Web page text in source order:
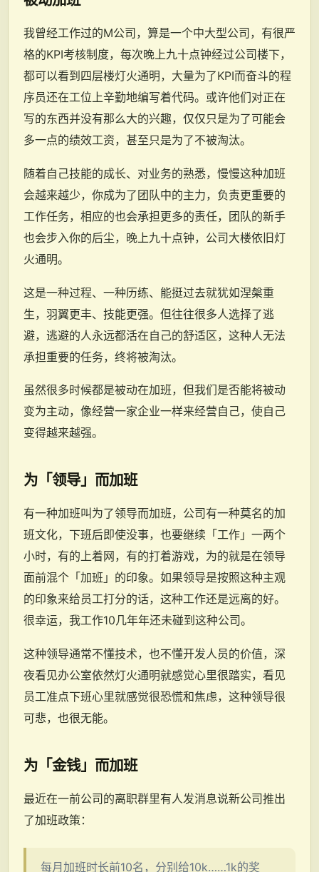
我曾经工作过的M公司，算是一个中大型公司，有很严
格的KPI考核制度，每次晚上九十点钟经过公司楼下，
都可以看到四层楼灯火通明，大量为了KPI而奋斗的程
序员还在工位上辛勤地编写着代码。或许他们对正在
写的东西并没有那么大的兴趣，仅仅只是为了可能会
多一点的绩效工资，甚至只是为了不被淘汰。
随着自己技能的成长、对业务的熟悉，慢慢这种加班
会越来越少，你成为了团队中的主力，负责更重要的
工作任务，相应的也会承担更多的责任，团队的新手
也会步入你的后尘，晚上九十点钟，公司大楼依旧灯
火通明。
这是一种过程、一种历练、能挺过去就犹如涅槃重
生，羽翼更丰、技能更强。但往往很多人选择了逃
避，逃避的人永远都活在自己的舒适区，这种人无法
承担重要的任务，终将被淘汰。
虽然很多时候都是被动在加班，但我们是否能将被动
变为主动，像经营一家企业一样来经营自己，使自己
变得越来越强。
为「领导」而加班
有一种加班叫为了领导而加班，公司有一种莫名的加
班文化，下班后即使没事，也要继续「工作」一两个
小时，有的上着网，有的打着游戏，为的就是在领导
面前混个「加班」的印象。如果领导是按照这种主观
的印象来给员工打分的话，这种工作还是远离的好。
很幸运，我工作10几年年还未碰到这种公司。
这种领导通常不懂技术，也不懂开发人员的价值，深
夜看见办公室依然灯火通明就感觉心里很踏实，看见
员工准点下班心里就感觉很恐慌和焦虑，这种领导很
可悲，也很无能。
为「金钱」而加班
最近在一前公司的离职群里有人发消息说新公司推出
了加班政策：
每月加班时长前10名，分别给10k……1k的奖